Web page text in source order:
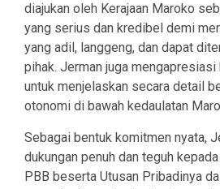
diajukan oleh Kerajaan Maroko
yang serius dan kredibel demi
yang adil, langgeng, dan dapat
pihak. Jerman juga
untuk menjelaskan secara detail
otonomi di bawah kedaulatan
Sebagai bentuk komitmen nyata,
dukungan penuh dan teguh
PBB beserta Utusan Pribadinya